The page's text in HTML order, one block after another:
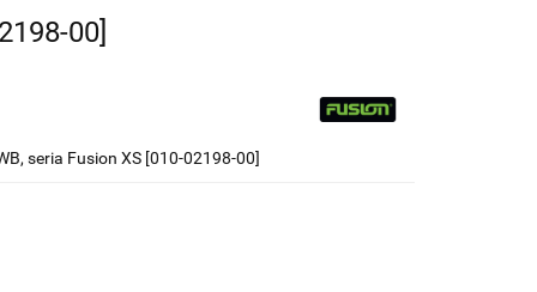
00]
seria Fusion XS [010-02198-00]